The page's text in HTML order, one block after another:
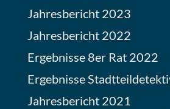
Jahresbericht 2023
Jahresbericht 2022
Ergebnisse 8er Rat 2022
Ergebnisse
Jahresbericht 2021